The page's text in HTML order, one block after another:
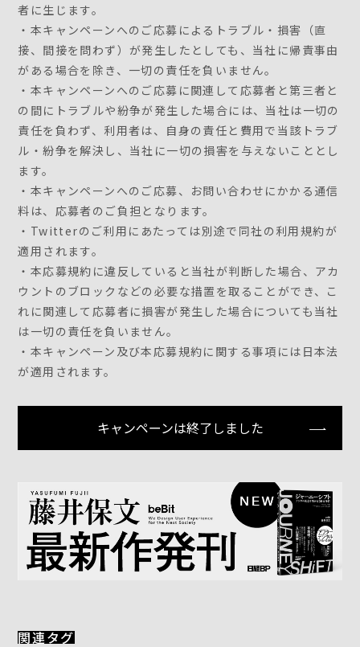
者に生じます。
・本キャンペーンへのご応募によるトラブル・損害（直
接、間接を問わず）が発生したとしても、当社に帰責事由
がある場合を除き、一切の責任を負いません。
・本キャンペーンへのご応募に関連して応募者と第三者と
の間にトラブルや紛争が発生した場合には、当社は一切の
責任を負わず、利用者は、自身の責任と費用で当該トラブ
ル・紛争を解決し、当社に一切の損害を与えないこととし
ます。
・本キャンペーンへのご応募、お問い合わせにかかる通信
料は、応募者のご負担となります。
・Twitterのご利用にあたっては別途で同社の利用規約が
適用されます。
・本応募規約に違反していると当社が判断した場合、アカ
ウントのブロックなどの必要な措置を取ることができ、こ
れに関連して応募者に損害が発生した場合についても当社
は一切の責任を負いません。
・本キャンペーン及び本応募規約に関する事項には日本法
が適用されます。
キャンペーンは終了しました
関連タグ